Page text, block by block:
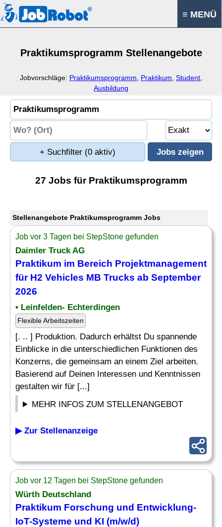
≡ MENÜ
Praktikumsprogramm Stellenangebote
Jobvorschläge: Praktikumsprogramm Praktikum Student
Ausbildung
+ Suchfilter (0 aktiv)
27 Jobs für Praktikumsprogramm
Stellenangebote Praktikumsprogramm Jobs
Job vor 3 Tagen bei StepStone gefunden
Daimler Truck AG
Praktikum im Bereich Projektmanagement
für H2 Vehicles MB Trucks ab September
2026
• Leinfelden- Echterdingen
Flexible Arbeitszeiten
[. .. ] Produktion. Dadurch erhältst Du spannende
Einblicke in die unterschiedlichen Funktionen des
Konzerns, die gemeinsam an einem Ziel arbeiten.
Basierend auf Deinen Interessen und Kenntnissen
gestalten wir für [...]
MEHR INFOS ZUM STELLENANGEBOT
▶ Zur Stellenanzeige
Job vor 12 Tagen bei StepStone gefunden
Würth Deutschland
Praktikum Forschung und Entwicklung-
IoT-Systeme und KI (m/w/d)